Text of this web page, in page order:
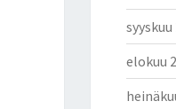
syyskuu
elokuu